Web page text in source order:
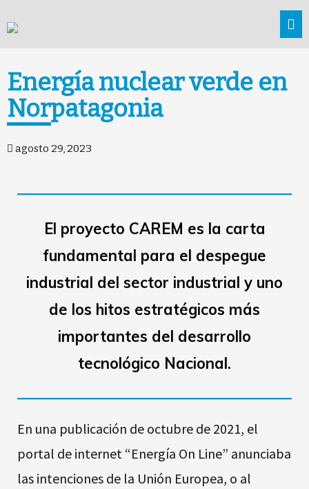
Energía nuclear verde en
Norpatagonia
agosto 29, 2023
El proyecto CAREM es la carta
fundamental para el despegue
industrial del sector industrial y uno
de los hitos estratégicos más
importantes del desarrollo
tecnológico Nacional.
En una publicación de octubre de 2021, el
portal de internet “Energía On Line” anunciaba
las intenciones de la Unión Europea, o al